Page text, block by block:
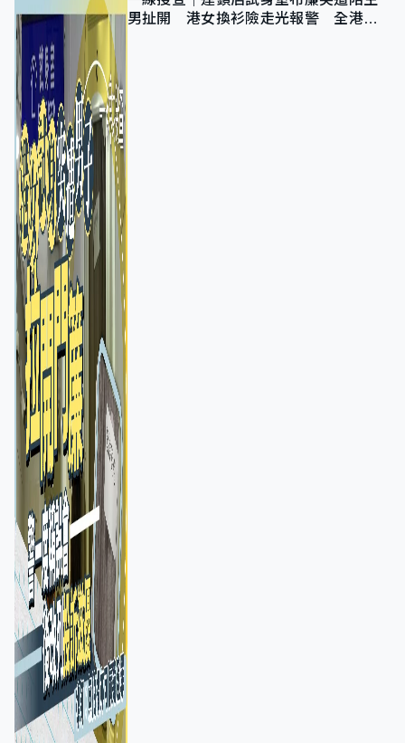
男扯開 港女換衫險走光報警 全港分